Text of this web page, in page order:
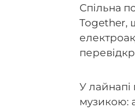
Спільна
Together,
У лайнапі
музикою: